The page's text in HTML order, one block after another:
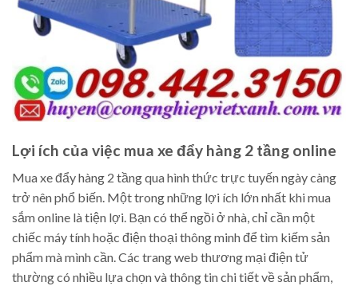
Lợi ích của việc mua xe đẩy hàng 2 tầng online
Mua xe đẩy hàng 2 tầng qua hình thức trực tuyến ngày càng
trở nên phổ biến. Một trong những lợi ích lớn nhất khi mua
sắm online là tiện lợi. Bạn có thể ngồi ở nhà, chỉ cần một
chiếc máy tính hoặc điện thoại thông minh để tìm kiếm sản
phẩm mà mình cần. Các trang web thương mại điện tử
thường có nhiều lựa chọn và thông tin chi tiết về sản phẩm,